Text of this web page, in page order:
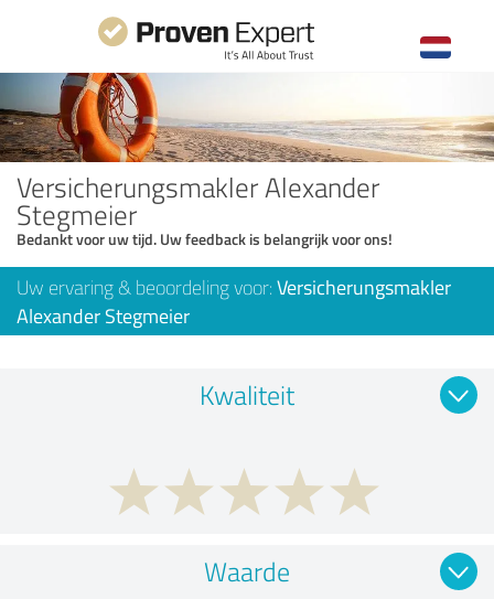
Versicherungsmakler Alexander
Stegmeier
Bedankt voor uw tijd. Uw feedback is belangrijk voor ons!
Uw ervaring & beoordeling voor: Versicherungsmakler
Alexander Stegmeier
Kwaliteit
Waarde